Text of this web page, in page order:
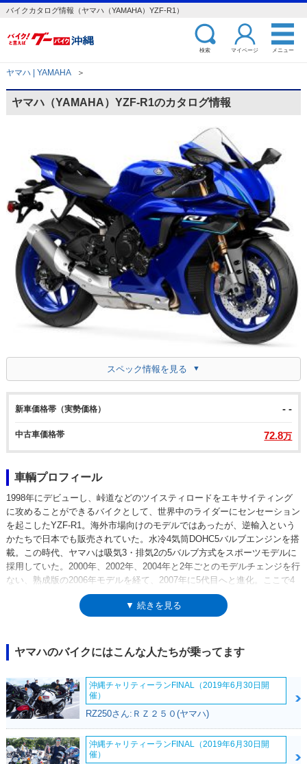
バイクカタログ情報（ヤマハ（YAMAHA）YZF-R1）
検索 マイページ メニュー
ヤマハ | YAMAHA ＞
ヤマハ（YAMAHA）YZF-R1のカタログ情報
スペック情報を見る
新車価格帯（実勢価格） - -
中古車価格帯 72.8万
車輌プロフィール
1998年にデビューし、峠道などのツイスティロードをエキサイティング
に攻めることができるバイクとして、世界中のライダーにセンセーション
を起こしたYZF-R1。海外市場向けのモデルではあったが、逆輸入という
かたちで日本でも販売されていた。水冷4気筒DOHC5バルブエンジンを搭
載。この時代、ヤマハは吸気3・排気2の5バルブ方式をスポーツモデルに
採用していた。2000年、2002年、2004年と2年ごとのモデルチェンジを行
ない、熟成版の2006年モデルを経て、2007年に5代目へと進化。ここで4
バルブエンジンを得て、6代目（2009年）では「クロスプレーンコンセプ
ト」によるクランクを採用し、2012年にマイナーチェンジを受けた。
だサーキット最速マシンとして生まれ変わった。同時に発表されたレース
参戦用マシンのYZF-R1Mは、2015年の鈴鹿8時間耐久ロードレース（鈴鹿
8耐）において、ヤマハに19年ぶりの勝利をもたらし、2018年まで4連覇
を果たし（2019年も2位）、サーキット最速を証明した。2020年モデルで
大規模な変更を受け、エンジン、シャシー、電子制御など、各部が大きく
進化した。デザインは従来モデルのイメージを踏襲しているが、同時期の
MotoGPマシンであるYZR-M1風となり（フロントマスクに顕著）、空力
効率も5％以上向上したとされていた。ユーロ5規制にも適合した。
※YZF-R1は、2009年から2014年モデルまで国内向けモデルも設定されて
▼ 続きを見る
ヤマハのバイクにはこんな人たちが乗ってます
沖縄チャリティーランFINAL（2019年6月30日開
催）
RZ250さん:ＲＺ２５０(ヤマハ)
沖縄チャリティーランFINAL（2019年6月30日開
催）